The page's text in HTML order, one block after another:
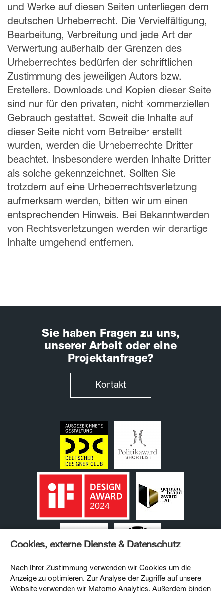
und Werke auf diesen Seiten unterliegen dem
deutschen Urheberrecht. Die Vervielfältigung,
Bearbeitung, Verbreitung und jede Art der
Verwertung außerhalb der Grenzen des
Urheberrechtes bedürfen der schriftlichen
Zustimmung des jeweiligen Autors bzw.
Erstellers. Downloads und Kopien dieser Seite
sind nur für den privaten, nicht kommerziellen
Gebrauch gestattet. Soweit die Inhalte auf
dieser Seite nicht vom Betreiber erstellt
wurden, werden die Urheberrechte Dritter
beachtet. Insbesondere werden Inhalte Dritter
als solche gekennzeichnet. Sollten Sie
trotzdem auf eine Urheberrechtsverletzung
aufmerksam werden, bitten wir um einen
entsprechenden Hinweis. Bei Bekanntwerden
von Rechtsverletzungen werden wir derartige
Inhalte umgehend entfernen.
Sie haben Fragen zu uns,
unserer Arbeit oder eine
Projektanfrage?
Kontakt
Cookies, externe Dienste & Datenschutz
Nach Ihrer Zustimmung verwenden wir Cookies um die
Anzeige zu optimieren. Zur Analyse der Zugriffe auf unsere
Website verwenden wir Matomo Analytics. Außerdem binden